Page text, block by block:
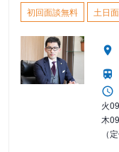
初回面談無料 土日
火
木
（